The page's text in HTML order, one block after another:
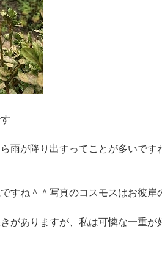
雨が降り出すってことが多いです
すね＾＾写真のコスモスはお彼岸
がありますが、私は可憐な一重が